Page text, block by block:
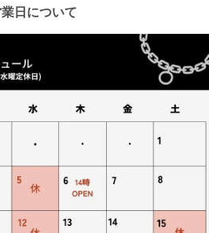
日について